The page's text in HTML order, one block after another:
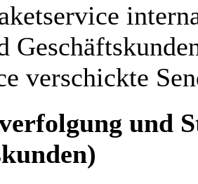
verschickte
und